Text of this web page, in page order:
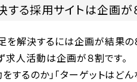
る採用サイトは企画が
を解決するには企画が結果の
求人活動は企画が８割です。
するのか」「ターゲットはど